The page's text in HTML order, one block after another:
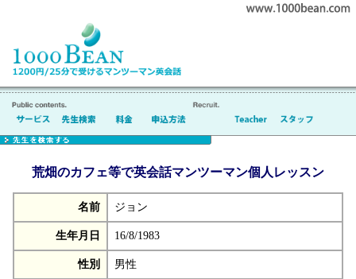
荒畑のカフェ等で英会話マンツーマン個人レッスン
名前 ジョン
生年月日 16/8/1983
性別 男性